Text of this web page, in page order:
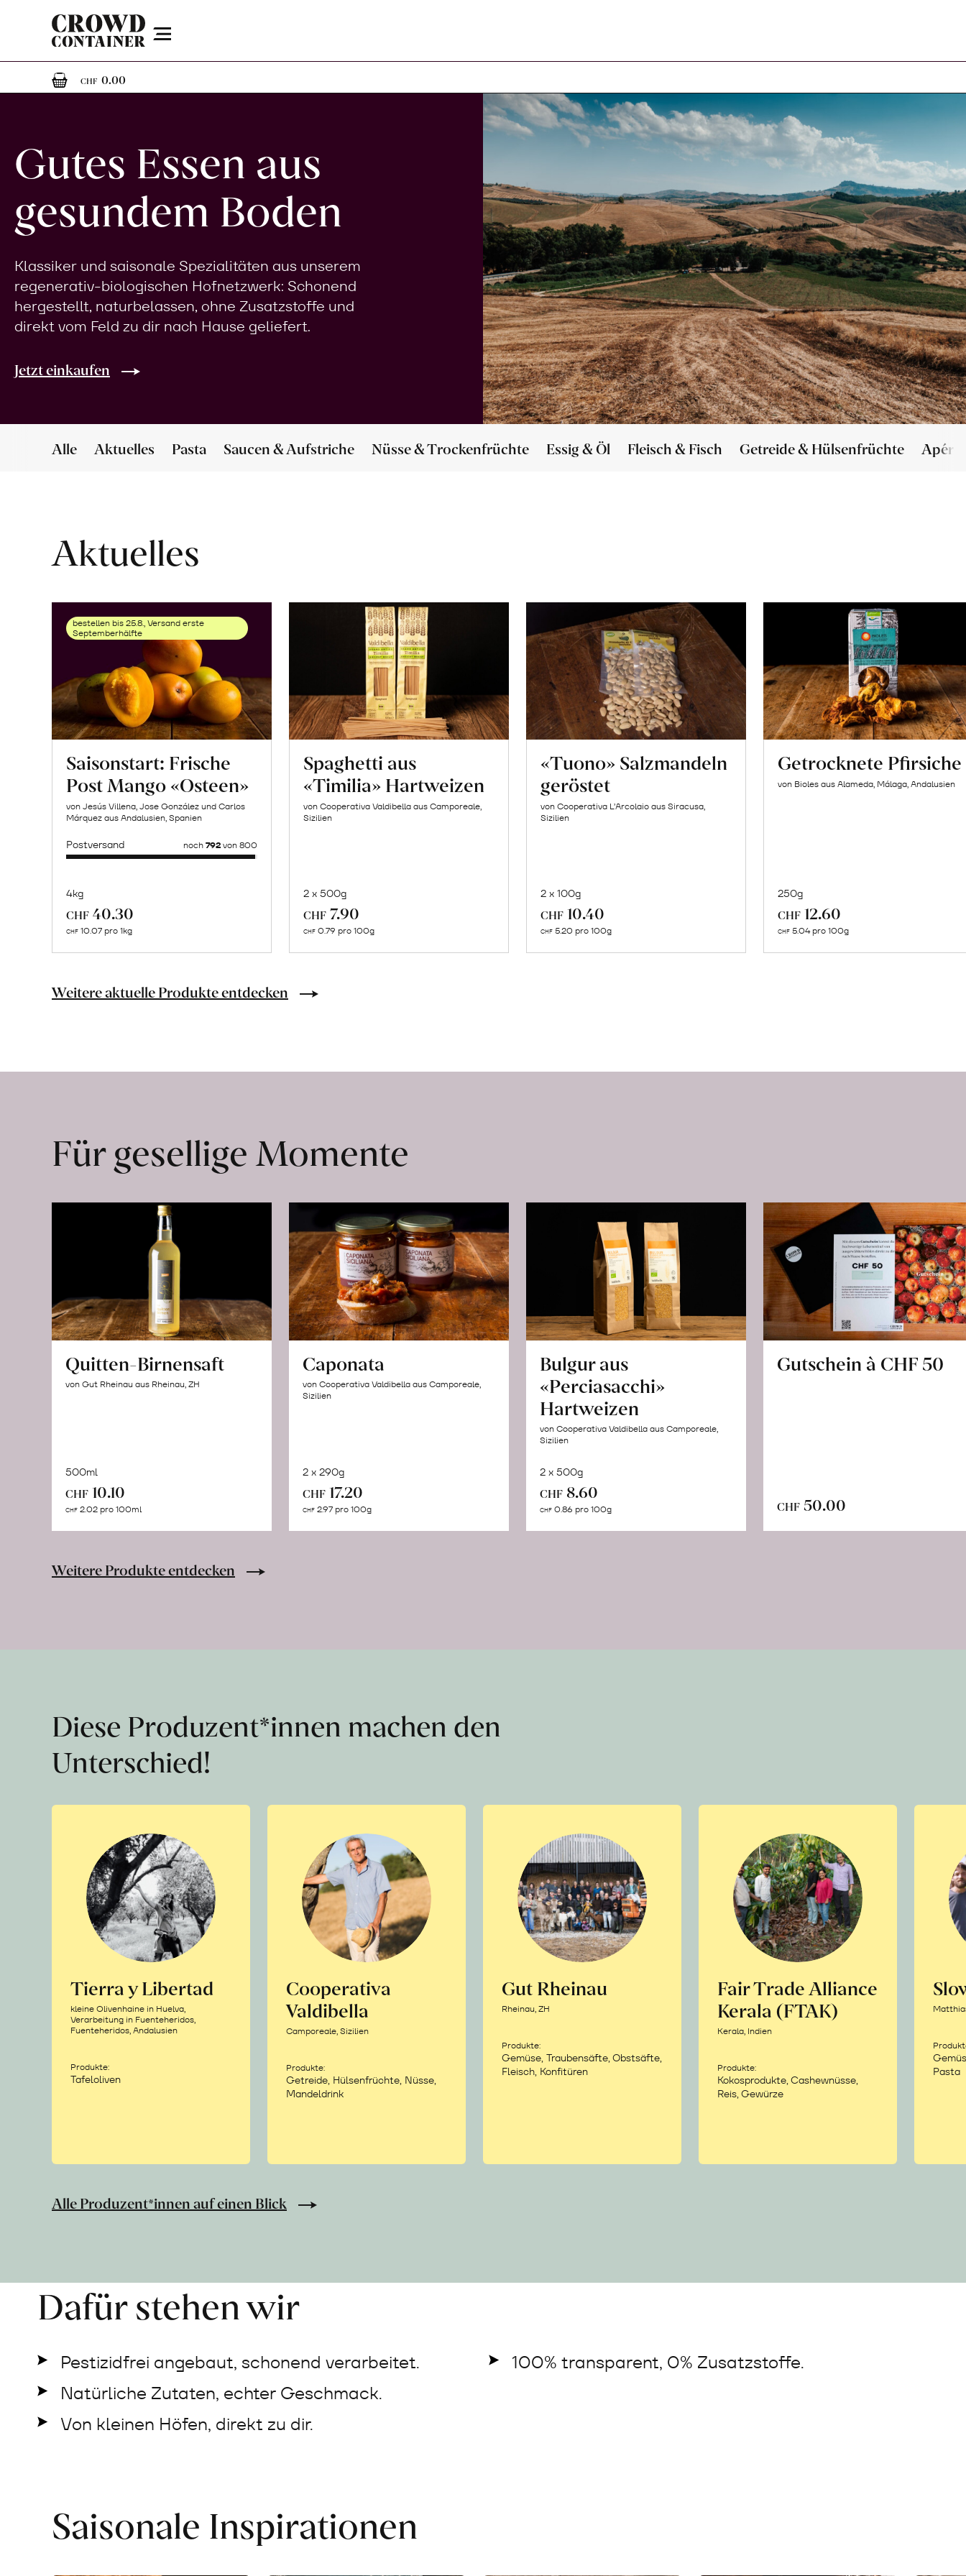
Menu
CHF 0.000 Artikel im Warenkorb
Gutes Essen aus
gesundem Boden
Klassiker und saisonale Spezialitäten aus unserem
regenerativ-biologischen Hofnetzwerk: Schonend
hergestellt, naturbelassen, ohne Zusatzstoffe und
direkt vom Feld zu dir nach Hause geliefert.
Jetzt einkaufen
Alle Aktuelles Pasta Saucen & Aufstriche Nüsse & Trockenfrüchte Essig & Öl Fleisch & Fisch Getreide & Hülsenfrüchte Apéro
Aktuelles
bestellen bis 25.8., Versand erste
Septemberhälfte
Saisonstart: Frische
Post Mango «Osteen»
von Jesús Villena, Jose González und Carlos
Márquez aus Andalusien, Spanien
Postversand noch 792von 800
4kg
CHF 40.30
CHF 10.07 pro 1kg
Naturbelassene
Lebensmittel
ab
Spaghetti aus
«Timilia» Hartweizen
von Cooperativa Valdibella aus Camporeale,
Sizilien
2 x 500g
CHF 7.90
CHF 0.79 pro 100g
«Tuono» Salzmandeln
geröstet
von Cooperativa L’Arcolaio aus Siracusa,
Sizilien
2 x 100g
CHF 10.40
CHF 5.20 pro 100g
Getrocknete Pfirsiche
von Bioles aus Alameda, Málaga, Andalusien
250g
CHF 12.60
CHF 5.04 pro 100g
Weitere aktuelle Produkte entdecken
Für gesellige Momente
Quitten-Birnensaft
von Gut Rheinau aus Rheinau, ZH
500ml
CHF 10.10
CHF 2.02 pro 100ml
Caponata
von Cooperativa Valdibella aus Camporeale,
Sizilien
2 x 290g
CHF 17.20
CHF 2.97 pro 100g
Bulgur aus
«Perciasacchi»
Hartweizen
von Cooperativa Valdibella aus Camporeale,
Sizilien
2 x 500g
CHF 8.60
CHF 0.86 pro 100g
Gutschein à CHF 50
CHF 50.00
Warenkorb
Weitere Produkte entdecken
Diese Produzent*innen machen den
Unterschied!
Tierra y Libertad
kleine Olivenhaine in Huelva,
Verarbeitung in Fuenteheridos,
Fuenteheridos, Andalusien
Produkte:
Tafeloliven
Cooperativa
Valdibella
Camporeale, Sizilien
Produkte:
Getreide, Hülsenfrüchte, Nüsse,
Mandeldrink
Gut Rheinau
Rheinau, ZH
Produkte:
Gemüse, Traubensäfte, Obstsäfte,
Fleisch, Konfitüren
Fair Trade Alliance
Kerala (FTAK)
Kerala, Indien
Produkte:
Kokosprodukte, Cashewnüsse,
Reis, Gewürze
Pasta
Alle Produzent*innen auf einen Blick
Dafür stehen wir
Pestizidfrei angebaut, schonend verarbeitet.
Natürliche Zutaten, echter Geschmack.
Von kleinen Höfen, direkt zu dir.
100% transparent, 0% Zusatzstoffe.
Saisonale Inspirationen